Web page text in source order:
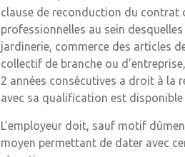
clause de reconduction du contrat
professionnelles au sein
jardinerie, commerce des articles
collectif de branche ou
2 années consécutives a droit à la
avec sa qualification est
L’employeur doit, sauf motif
moyen permettant de dater avec